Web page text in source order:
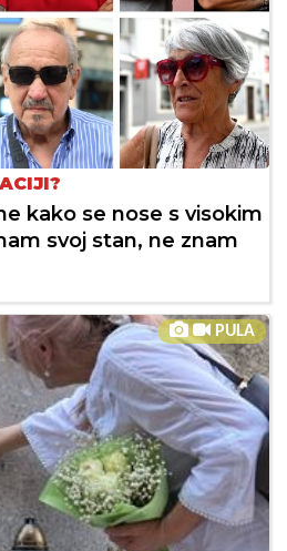
kako se nose s visokim
svoj stan, ne znam
PULA